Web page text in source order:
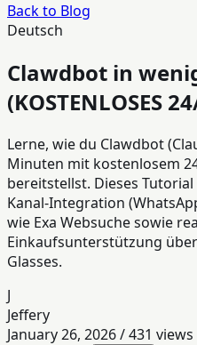
Back to Blog
Deutsch
Clawdbot in
(KOSTENLOSES
Lerne, wie du Clawdbot
Minuten mit kostenlosem
bereitstellst. Dieses
Kanal‑Integration
wie Exa Websuche sowie
Einkaufsunterstützung
Glasses.
J
Jeffery
January 26, 2026/431 views